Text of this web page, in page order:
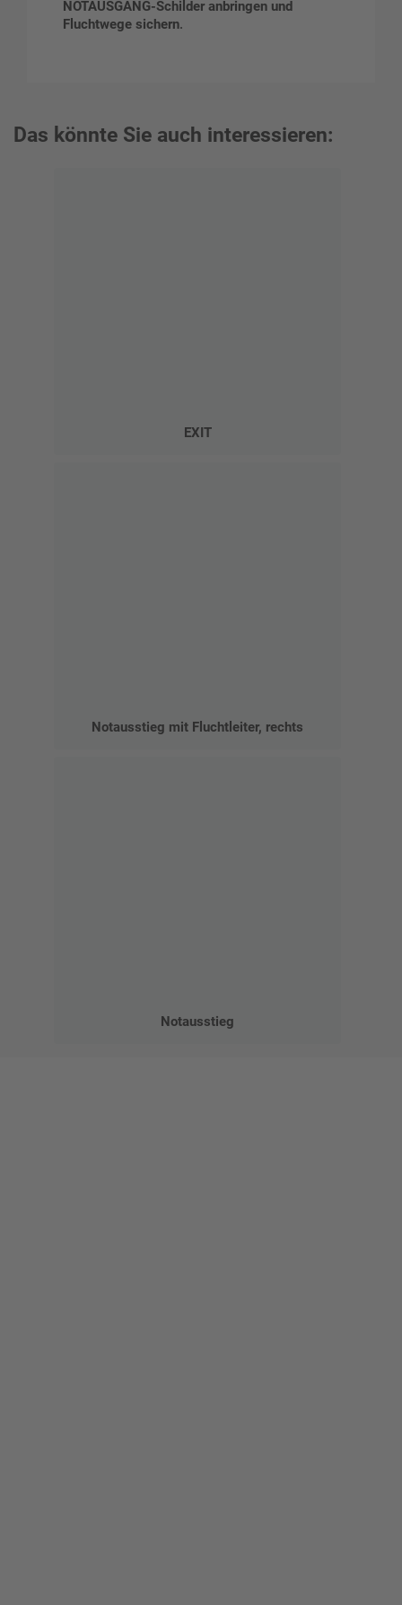
NOTAUSGANG-Schilder anbringen und
Fluchtwege sichern.
Das könnte Sie auch interessieren:
EXIT
Notausstieg mit Fluchtleiter, rechts
Notausstieg